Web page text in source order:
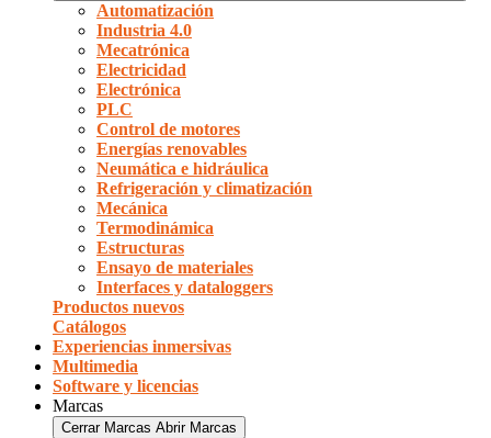
Automatización
Industria 4.0
Mecatrónica
Electricidad
Electrónica
PLC
Control de motores
Energías renovables
Neumática e hidráulica
Refrigeración y climatización
Mecánica
Termodinámica
Estructuras
Ensayo de materiales
Interfaces y dataloggers
Productos nuevos
Catálogos
Experiencias inmersivas
Multimedia
Software y licencias
Marcas
Cerrar Marcas Abrir Marcas